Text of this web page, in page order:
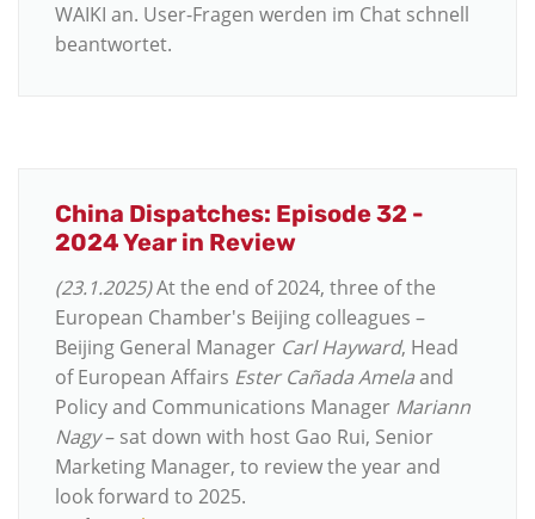
WAIKI an. User-Fragen werden im Chat schnell
beantwortet.
China Dispatches: Episode 32 -
2024 Year in Review
(23.1.2025)At the end of 2024, three of the
European Chamber's Beijing colleagues –
Beijing General Manager Carl Hayward, Head
of European Affairs Ester Cañada Amelaand
Policy and Communications Manager Mariann
Nagy– sat down with host Gao Rui, Senior
Marketing Manager, to review the year and
look forward to 2025.